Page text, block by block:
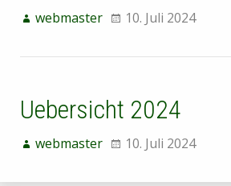
webmaster 10. Juli 2024
Uebersicht 2024
webmaster 10. Juli 2024